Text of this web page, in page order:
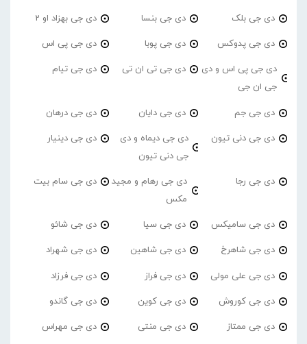
دی جی بلک دی جی بنسا دی جی بهزاد او 2
دی جی پدوکس دی جی پوبا دی جی پی اس
دی جی پی اس و دی
جی ان جی
دی جی تی ان تی دی جی تیام
دی جی جم دی جی دایان دی جی درهان
دی جی دنی تیون
دی جی دیماه و دی
جی دنی تیون
دی جی دینیار
دی جی رجا
دی جی رهام و مجید
مکس
دی جی سام بیت
دی جی سامیکس دی جی سیا دی جی شائو
دی جی شاهرخ دی جی شاهین دی جی شهراد
دی جی علی مولی دی جی فراز دی جی فرزاد
دی جی کوروش دی جی کوین دی جی گاندو
دی جی ممتاز دی جی منتی دی جی مهراس